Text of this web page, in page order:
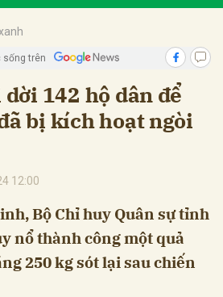
sống trên
142 hộ dân để
bị kích hoạt ngòi
12:00
Bộ Chỉ huy Quân sự tỉnh
nổ thành công một quả
250 kg sót lại sau chiến
Hủy